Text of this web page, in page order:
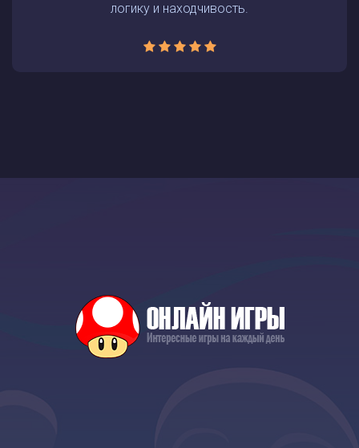
логику и находчивость.